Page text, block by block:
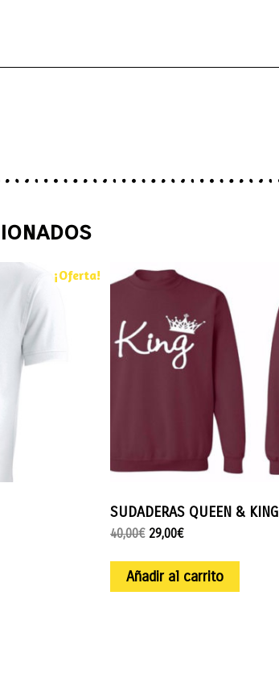
¡Oferta!
SUDADERAS QUEEN & KING
40,00€ 29,00€
Añadir al carrito